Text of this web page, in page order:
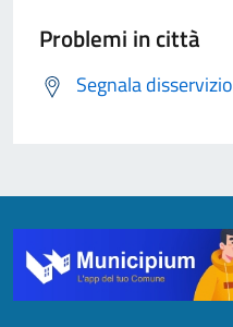
Problemi in città
Segnala disservizio